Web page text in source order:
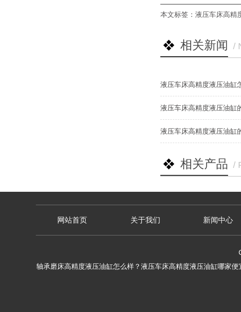
本文标签： 液压车床高精
相关新闻 /
液压车床高精度液压油缸
液压车床高精度液压油缸
液压车床高精度液压油缸
相关产品 /
网站首页 关于我们 新闻中心
轴承磨床高精度液压油缸怎么样？液压车床高精度液压油缸哪家